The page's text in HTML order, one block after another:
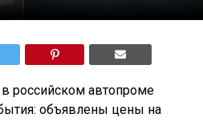
российском автопроме
объявлены цены на